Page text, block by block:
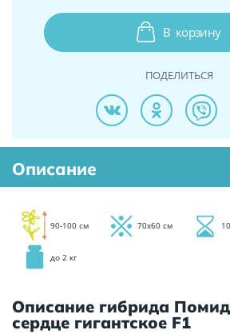
В корзину
ПОДЕЛИТЬСЯ
Описание
90-100 см 70х60 см
до 2 кг
Описание гибрида
сердце гигантское F1